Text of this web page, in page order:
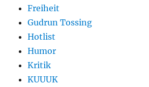
Freiheit
Gudrun Tossing
Hotlist
Humor
Kritik
KUUUK